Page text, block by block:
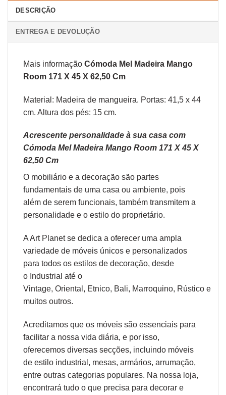
DESCRIÇÃO
ENTREGA E DEVOLUÇÃO
Mais informação Cómoda Mel Madeira Mango
Room 171 X 45 X 62,50 Cm
Material: Madeira de mangueira. Portas: 41,5 x 44
cm. Altura dos pés: 15 cm.
Acrescente personalidade à sua casa com
Cómoda Mel Madeira Mango Room 171 X 45 X
62,50 Cm
O mobiliário e a decoração são partes
fundamentais de uma casa ou ambiente, pois
além de serem funcionais, também transmitem a
personalidade e o estilo do proprietário.
A Art Planet se dedica a oferecer uma ampla
variedade de móveis únicos e personalizados
para todos os estilos de decoração, desde
o Industrial até o
Vintage, Oriental , Etnico, Bali, Marroquino, Rústico e
muitos outros.
Acreditamos que os móveis são essenciais para
facilitar a nossa vida diária, e por isso,
oferecemos diversas secções, incluindo móveis
de estilo industrial, mesas, armários, arrumação,
entre outras categorias populares. Na nossa loja,
encontrará tudo o que precisa para decorar e